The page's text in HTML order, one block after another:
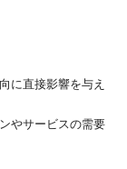
に直接影響を与え
やサービスの需要